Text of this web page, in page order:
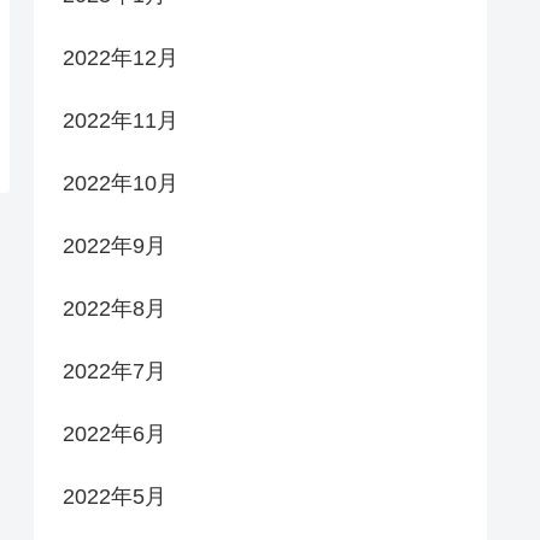
2022年12月
2022年11月
2022年10月
2022年9月
2022年8月
2022年7月
2022年6月
2022年5月